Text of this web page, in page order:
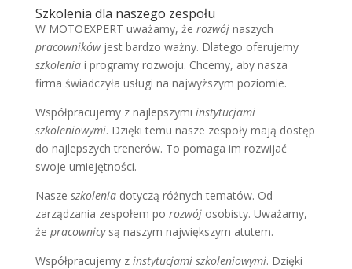
Szkolenia dla naszego zespołu
W MOTOEXPERT uważamy, że rozwójnaszych
pracownikówjest bardzo ważny. Dlatego oferujemy
szkoleniai programy rozwoju. Chcemy, aby nasza
firma świadczyła usługi na najwyższym poziomie.
Współpracujemy z najlepszymi instytucjami
szkoleniowymi. Dzięki temu nasze zespoły mają dostęp
do najlepszych trenerów. To pomaga im rozwijać
swoje umiejętności.
Nasze szkoleniadotyczą różnych tematów. Od
zarządzania zespołem po rozwójosobisty. Uważamy,
że pracownicysą naszym największym atutem.
Współpracujemy z instytucjami szkoleniowymi. Dzięki